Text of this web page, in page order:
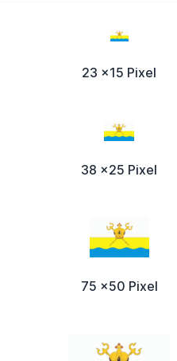
23 x15 Pixel
38 x25 Pixel
75 x50 Pixel